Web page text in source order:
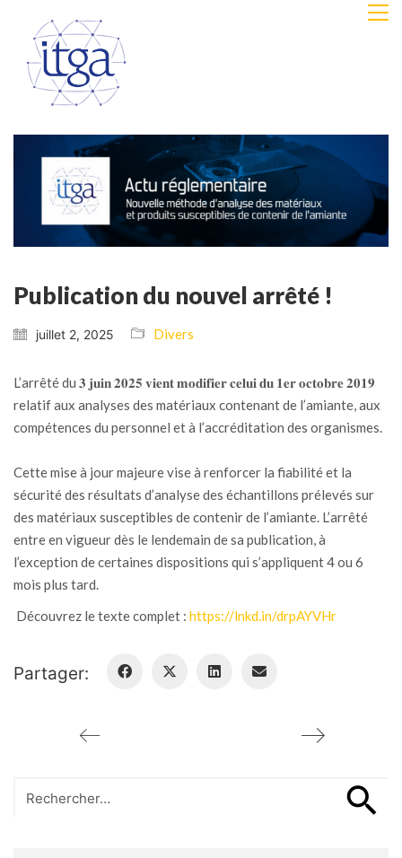
Publication du nouvel arrêté !
juillet 2, 2025 Divers
L’arrêté du 𝟑 𝐣𝐮𝐢𝐧 𝟐𝟎𝟐𝟓 𝐯𝐢𝐞𝐧𝐭 𝐦𝐨𝐝𝐢𝐟𝐢𝐞𝐫 𝐜𝐞𝐥𝐮𝐢 𝐝𝐮 𝟏𝐞𝐫 𝐨𝐜𝐭𝐨𝐛𝐫𝐞 𝟐𝟎𝟏𝟗
relatif aux analyses des matériaux contenant de l’amiante, aux
compétences du personnel et à l’accréditation des organismes.
Cette mise à jour majeure vise à renforcer la fiabilité et la
sécurité des résultats d’analyse des échantillons prélevés sur
des matériaux susceptibles de contenir de l’amiante. L’arrêté
entre en vigueur dès le lendemain de sa publication, à
l’exception de certaines dispositions qui s’appliquent 4 ou 6
mois plus tard.
Découvrez le texte complet : https://lnkd.in/drpAYVHr
Partager:
for: